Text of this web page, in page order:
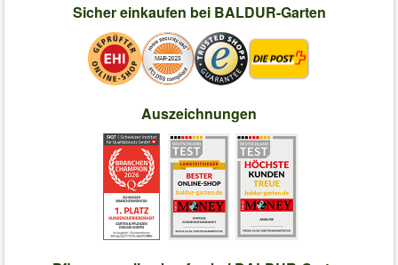
Sicher einkaufen bei BALDUR-Garten
Auszeichnungen